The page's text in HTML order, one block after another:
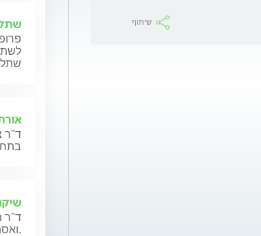
שיתוף
ד"ר
ד"ר
ואסתטיקה דנטלית.